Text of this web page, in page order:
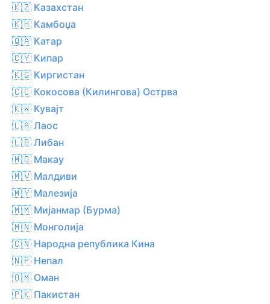
🇰🇿 Казахстан
🇰🇭 Камбоџа
🇶🇦 Катар
🇨🇾 Кипар
🇰🇬 Киргистан
🇨🇨 Кокосова (Килингова) Острва
🇰🇼 Кувајт
🇱🇦 Лаос
🇱🇧 Либан
🇲🇴 Макау
🇲🇻 Малдиви
🇲🇾 Малезија
🇲🇲 Мијанмар (Бурма)
🇲🇳 Монголија
🇨🇳 Народна република Кина
🇳🇵 Непал
🇴🇲 Оман
🇵🇰 Пакистан